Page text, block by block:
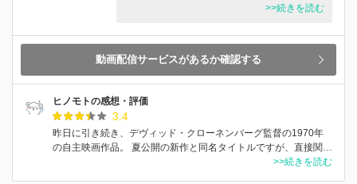
>>続きを読む
動画配信サービスがあるか確認する
ヒノモトの感想・評価
3.4
昨日に引き続き、デヴィッド・クローネンバーグ監督の1970年
の自主映画作品。 夏公開の新作と同名タイトルですが、直接関…
>>続きを読む